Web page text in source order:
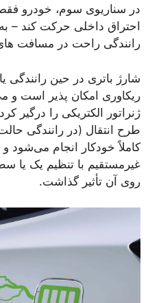
در سناریوی سوم، خودرو فقط
احتراق داخلی حرکت کند –
رانندگی راحت در مسافت
شارژ باتری در حین رانندگی
ریکاوری امکان پذیر است و
ژنراتور الکتریکی را درگیر
کاملاً خودکار انجام می‌شود
غیرمستقیم با تنظیم یک یا
روی آن تأثیر گذاشت.